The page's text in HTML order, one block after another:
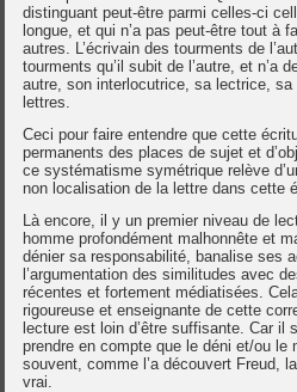
distinguant peut-être parmi celles-ci
longue, et qui n’a pas peut-être tout à
autres. L’écrivain des tourments de
tourments qu’il subit de l’autre, et n’a
autre, son interlocutrice, sa lectrice,
lettres.
Ceci pour faire entendre que cette
permanents des places de sujet et
ce systématisme symétrique relève
non localisation de la lettre dans cette
Là encore, il y un premier niveau de
homme profondément malhonnête et
dénier sa responsabilité, banalise ses
l’argumentation des similitudes avec
récentes et fortement médiatisées.
rigoureuse et enseignante de cette
lecture est loin d’être suffisante. Car il
prendre en compte que le déni et/ou le
souvent, comme l’a découvert Freud,
vrai.